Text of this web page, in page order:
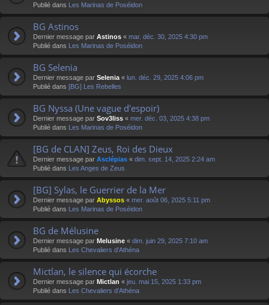
Publié dans Les Marinas de Poséidon
BG Astinos
Dernier message par Astinos « mar. déc. 30, 2025 4:30 pm
Publié dans Les Marinas de Poséidon
BG Selenia
Dernier message par Selenia « lun. déc. 29, 2025 4:06 pm
Publié dans [BG] Les Rebelles
BG Nyssa (Une vague d'espoir)
Dernier message par Sov3liss « mer. déc. 03, 2025 4:38 pm
Publié dans Les Marinas de Poséidon
[BG de CLAN] Zeus, Roi des Dieux
Dernier message par Asclépias « dim. sept. 14, 2025 2:24 am
Publié dans Les Anges de Zeus
[BG] Sylas, le Guerrier de la Mer
Dernier message par Abyssos « mer. août 06, 2025 5:11 pm
Publié dans Les Marinas de Poséidon
BG de Mélusine
Dernier message par Melusine « dim. juin 29, 2025 7:10 am
Publié dans Les Chevaliers d'Athéna
Mictlan, le silence qui écorche
Dernier message par Mictlan « jeu. mai 15, 2025 1:33 pm
Publié dans Les Chevaliers d'Athéna